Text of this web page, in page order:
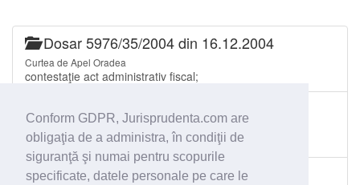
Conform GDPR, Jurisprudenta.com are
obligaţia de a administra, în condiţii de
siguranţă şi numai pentru scopurile
specificate, datele personale pe care le
Dosar 5976/35/2004 din 16.12.2004
Curtea de Apel Oradea
contestaţie act administrativ fiscal;
Dosar 4520/35/2004 din 20.09.2004
Curtea de Apel Oradea
anulare act administrativ;
Dosar 48/35/2004 din 05.01.2004